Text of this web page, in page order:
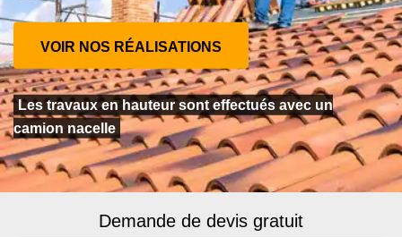
VOIR NOS RÉALISATIONS
Les travaux en hauteur sont effectués avec un
camion nacelle
Demande de devis gratuit